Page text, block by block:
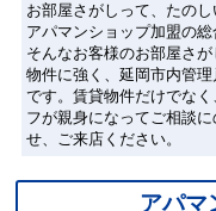
お部屋さがしって、たの
アパマンショップ加盟の
そんなお客様のお部屋さ
物件に強く、延岡市内管
です。賃貸物件だけでな
フが親身になってご相談
せ、ご来店ください。
アパマ